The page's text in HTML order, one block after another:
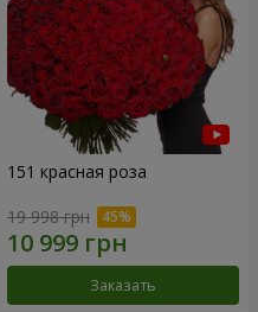
151 красная роза
19 998 грн
Заказать